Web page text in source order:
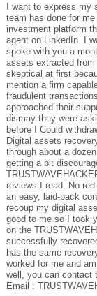
I want to express my
team has done for
investment platform
agent on LinkedIn. I
spoke with you a
assets extracted
skeptical at first
mention a firm
fraudulent
approached their
dismay they were
before I Could
Digital assets
through about a
getting a bit
reviews I read. No
an easy, laid-back
recoup my digital
good to me so I took
on the
successfully
has the same
worked for me and
well, you can contact
Email :